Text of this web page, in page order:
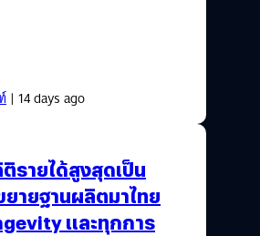
| 14 days ago
รายได้สูงสุดเป็น
ายฐานผลิตมาไทย
และทุกการ